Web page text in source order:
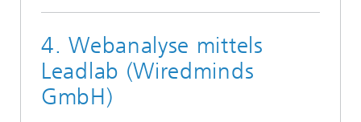
4. Webanalyse mittels
Leadlab (Wiredminds
GmbH)